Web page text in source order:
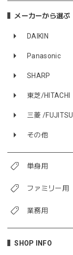
メーカーから選ぶ
DAIKIN
Panasonic
SHARP
東芝/HITACHI
三菱 /FUJITSU
その他
単身用
ファミリー用
業務用
SHOP INFO